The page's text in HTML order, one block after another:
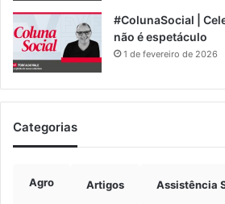
#ColunaSocial |
não é espetáculo
1 de fevereiro de 2026
Categorias
Agro Artigos Assistência